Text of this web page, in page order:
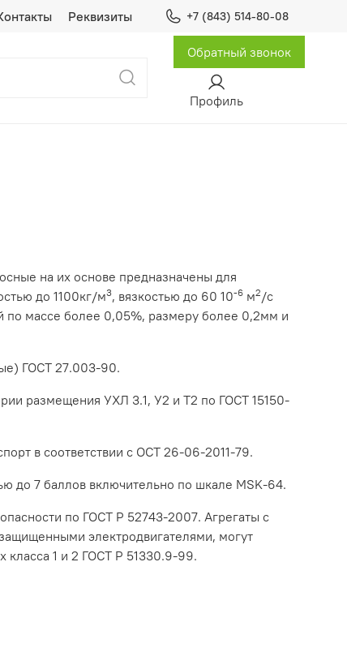
Реквизиты +7 (843) 514-80-08
Обратный звонок
Профиль
на их основе предназначены для
до 1100кг/м3, вязкостью до 60 10-6 м2 /с
массе более 0,05%, размеру более 0,2мм и
ГОСТ 27.003-90.
размещения УХЛ 3.1, У2 и Т2 по ГОСТ 15150-
в соответствии с ОСТ 26-06-2011-79.
до 7 баллов включительно по шкале MSK-64.
по ГОСТ Р 52743-2007. Агрегаты с
электродвигателями, могут
класса 1 и 2 ГОСТ Р 51330.9-99.